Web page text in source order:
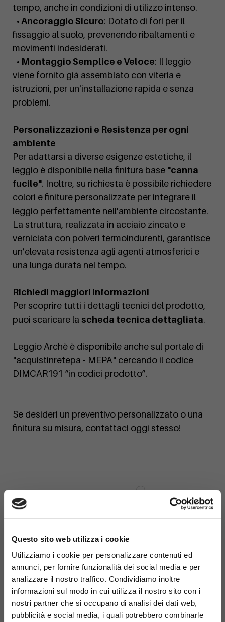
Questo sito web utilizza i cookie
Utilizziamo i cookie per personalizzare contenuti ed
annunci, per fornire funzionalità dei social media e per
analizzare il nostro traffico. Condividiamo inoltre
informazioni sul modo in cui utilizza il nostro sito con i
nostri partner che si occupano di analisi dei dati web,
pubblicità e social media, i quali potrebbero combinarle
tempo, anche in condizioni di utilizzo intenso.
• Ancoraggio Sicuro: Dotato di fori per il
fissaggio al suolo, prevenendo ribaltamenti e
movimenti indesiderati.
• Montaggio Semplice e Veloce: Il leggio
viene fornito già assemblato con viteria e
istruzioni, per un'installazione rapida e senza
problemi.
Personalizzazioni e Resistenza per ogni
ambiente
Per adattarsi a diverse esigenze estetiche, il
leggio è disponibile nella finitura base "canna
fucile". Inoltre, su richiesta è possibile richiedere
colori e finiture personalizzate per integrare il
leggio perfettamente nell'ambiente circostante.
La struttura, realizzata in acciaio zincato e
verniciata con polveri termoindurenti, garantisce
un’elevata resistenza agli agenti atmosferici e
una lunga durata nel tempo.
Richiedi maggiori informazioni
Per scoprire tutti i dettagli tecnici del prodotto,
puoi scaricare la scheda tecnica dettagliata.
Leggio Archè è disponibile anche sul portale di
"acquistinretepa - MEPA" cercando il codice
DIMCAR191 “in codici prodotto”.
Se desideri un preventivo personalizzato o una
finitura su misura, contattaci oggi stesso!